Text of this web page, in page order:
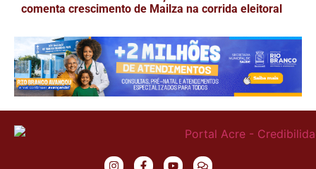
comenta crescimento de Mailza na corrida eleitoral